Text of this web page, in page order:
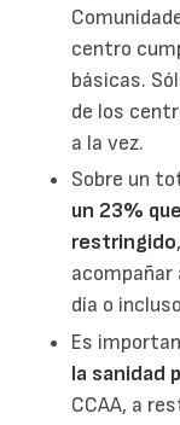
centro
básicas.
de los
a la vez.
Sobre un
un 23%
restringido
acompañar
día o
Es
la sanidad
CCAA, a